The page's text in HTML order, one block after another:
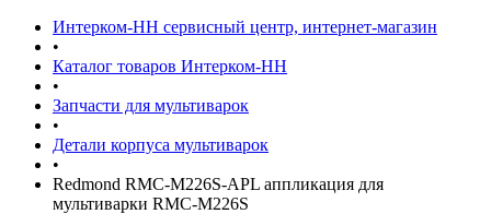
Интерком-НН сервисный центр, интернет-магазин
•
Каталог товаров Интерком-НН
•
Запчасти для мультиварок
•
Детали корпуса мультиварок
•
Redmond RMC-M226S-APL аппликация для
мультиварки RMC-M226S